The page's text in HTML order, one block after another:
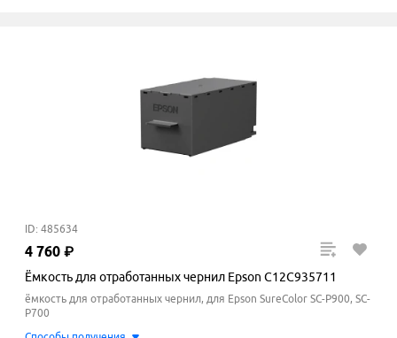
ID: 485634
4 760 ₽
Ёмкость для отработанных чернил Epson C12C935711
ёмкость для отработанных чернил, для Epson SureColor SC-P900, SC-
P700